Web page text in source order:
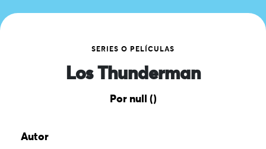
SERIES O PELÍCULAS
Los Thunderman
Por null ()
Autor